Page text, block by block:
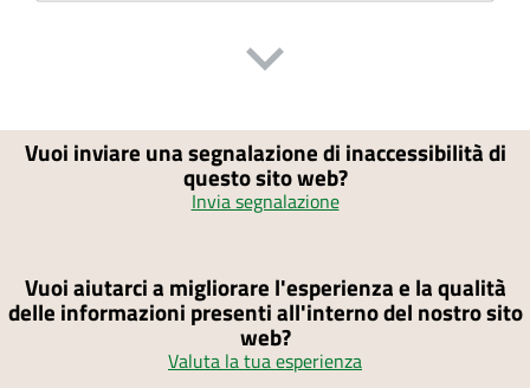
Vuoi inviare una segnalazione di inaccessibilità di
questo sito web?
Invia segnalazione
Vuoi aiutarci a migliorare l'esperienza e la qualità
delle informazioni presenti all'interno del nostro sito
web?
Valuta la tua esperienza